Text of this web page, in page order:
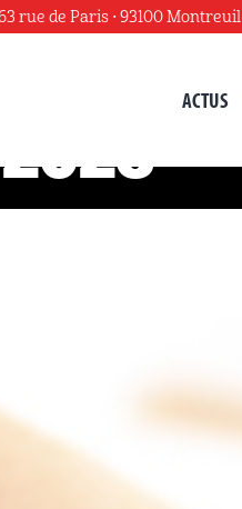
rue de Paris • 93100 Montreuil
ACTUS